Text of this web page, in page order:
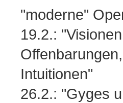
"moderne"
19.2.:
Intuitionen"
26.2.: "Gyges